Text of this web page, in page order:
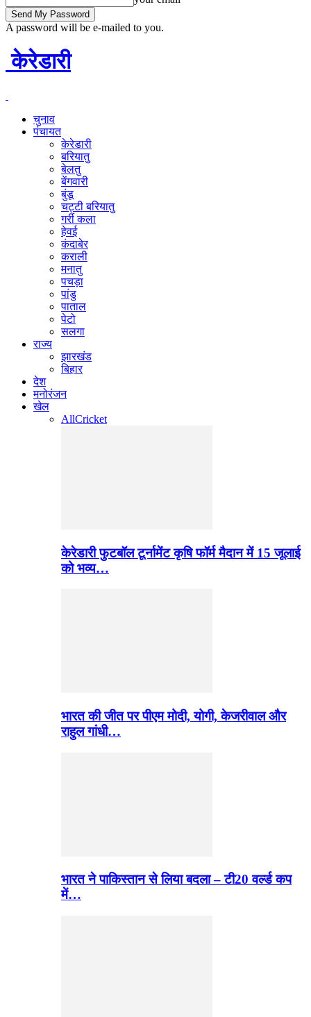
A password will be e-mailed to you.
केरेडारी
चुनाव
पंचायत
केरेडारी
बरियातु
बेलतु
बेंगवारी
बुंडू
चट्टी बरियातु
गर्री कला
हेवई
कंदाबेर
कराली
मनातु
पचड़ा
पांडु
पाताल
पेटो
सलगा
राज्य
झारखंड
बिहार
देश
मनोरंजन
खेल
AllCricket
केरेडारी फुटबॉल टूर्नामेंट कृषि फॉर्म मैदान में 15 जूलाई
को भव्य…
भारत की जीत पर पीएम मोदी, योगी, केजरीवाल और
राहुल गांधी…
भारत ने पाकिस्तान से लिया बदला – टी20 वर्ल्ड कप
में…